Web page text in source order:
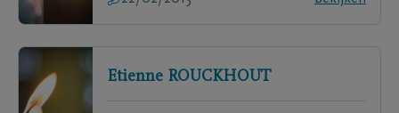
Etienne ROUCKHOUT